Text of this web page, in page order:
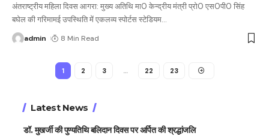
अंतराष्ट्रीय महिला दिवस आगरा: मुख्य अतिथि मा0 केन्द्रीय मंत्री प्रो0 एस0पी0 सिंह
बघेल की गरिमामई उपस्थिति में एकलव्य स्पोर्टस स्टेडियम…
admin 8 Min Read
1 2 3 … 22 23
Latest News
डॉ. मुखर्जी की पुण्यतिथि बलिदान दिवस पर अर्पित की श्रद्धांजलि